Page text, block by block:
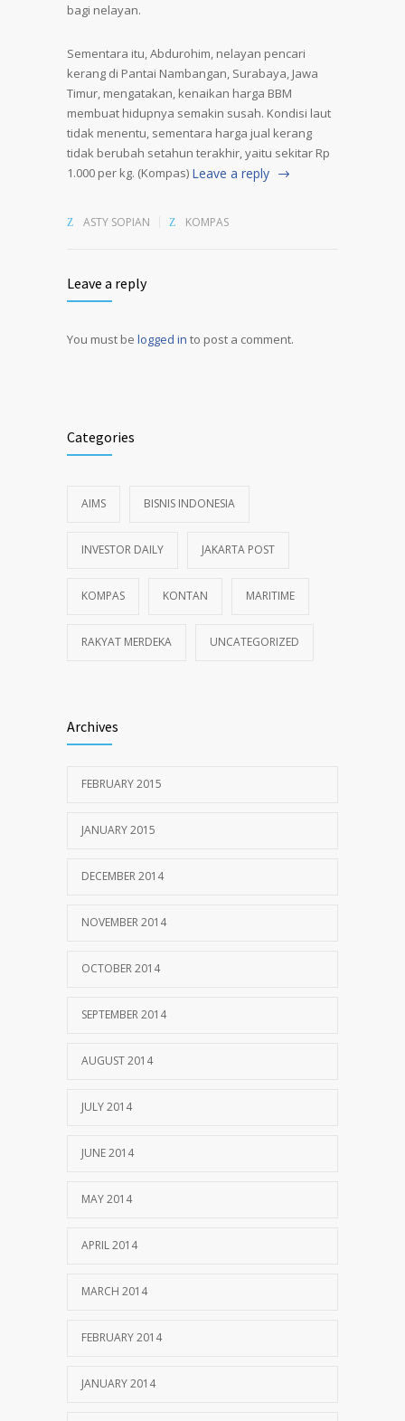
bagi nelayan.
Sementara itu, Abdurohim, nelayan pencari
kerang di Pantai Nambangan, Surabaya, Jawa
Timur, mengatakan, kenaikan harga BBM
membuat hidupnya semakin susah. Kondisi laut
tidak menentu, sementara harga jual kerang
tidak berubah setahun terakhir, yaitu sekitar Rp
1.000 per kg. (Kompas) Leave a reply
ASTY SOPIAN KOMPAS
Leave a reply
You must be logged in to post a comment.
Categories
AIMS BISNIS INDONESIA
INVESTOR DAILY JAKARTA POST
KOMPAS KONTAN MARITIME
RAKYAT MERDEKA UNCATEGORIZED
Archives
FEBRUARY 2015
JANUARY 2015
DECEMBER 2014
NOVEMBER 2014
OCTOBER 2014
SEPTEMBER 2014
AUGUST 2014
JULY 2014
JUNE 2014
MAY 2014
APRIL 2014
MARCH 2014
FEBRUARY 2014
JANUARY 2014